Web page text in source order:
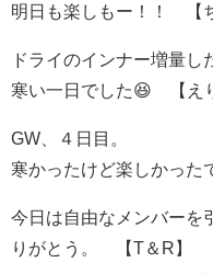
明日も楽しもー！！ 【
ドライのインナー増量し
寒い一日でした😆 【え
GW、４日目。
寒かったけど楽しかった
今日は自由なメンバーを
りがとう。 【T＆R】